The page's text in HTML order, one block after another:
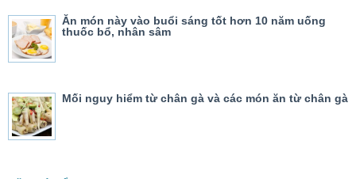
Ăn món này vào buổi sáng tốt hơn 10 năm uống
thuốc bổ, nhân sâm
Mối nguy hiểm từ chân gà và các món ăn từ chân gà